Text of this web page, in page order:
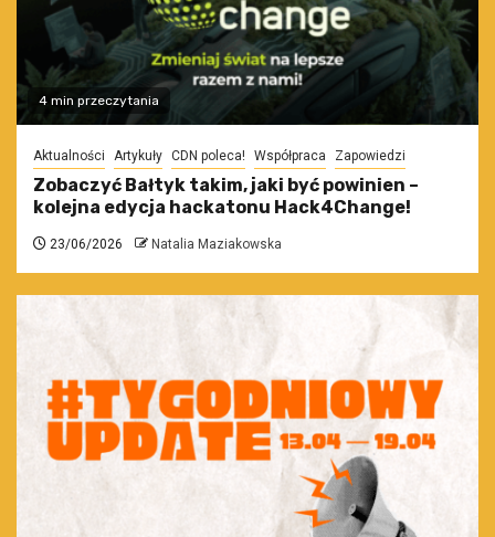
4 min przeczytania
Aktualności Artykuły CDN poleca! Współpraca Zapowiedzi
Zobaczyć Bałtyk takim, jaki być powinien –
kolejna edycja hackatonu Hack4Change!
23/06/2026 Natalia Maziakowska